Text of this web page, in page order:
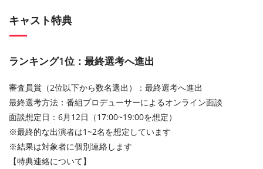
キャスト特典
ランキング1位：最終選考へ進出
審査員賞（2位以下から数名選出）：最終選考へ進出
最終選考方法：番組プロデューサーによるオンライン面談
面談想定日：6月12日（17:00~19:00を想定）
※最終的な出演者は1~2名を想定しています
※結果は対象者に個別連絡します
【特典連絡について】